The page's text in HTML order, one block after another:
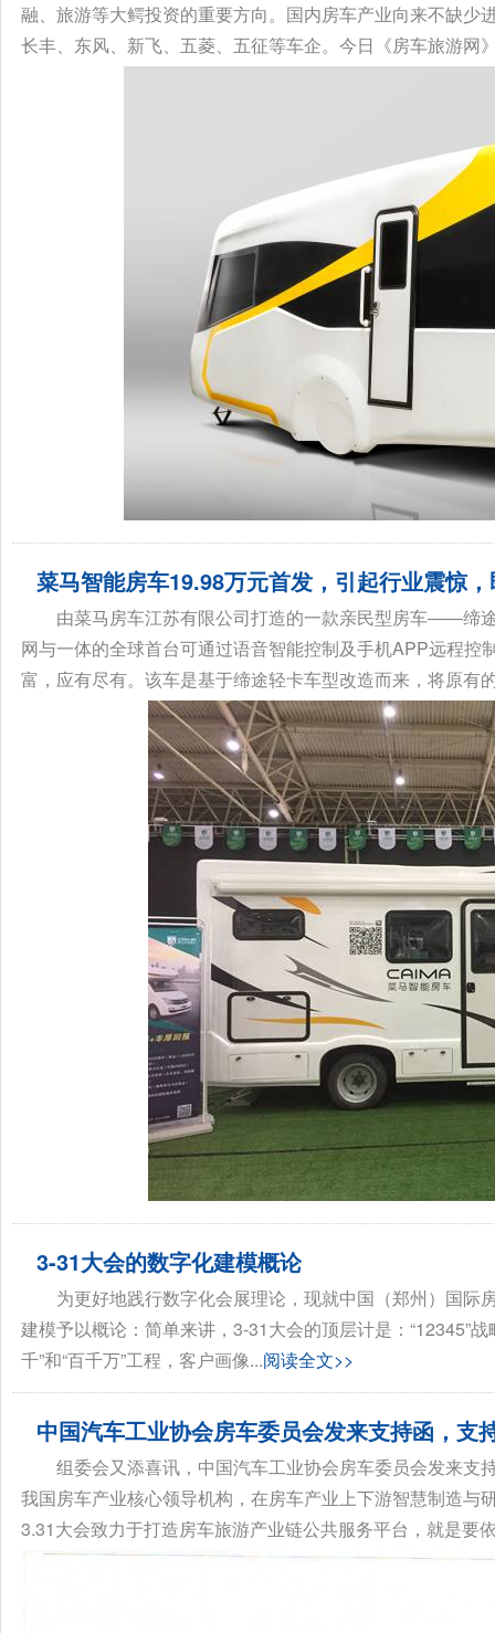
融、旅游等大鳄投资的重要方向。国内房车产业向来不缺
长丰、东风、新飞、五菱、五征等车企。今日《房车旅游网
菜马智能房车19.98万元首发，引起行业震惊
由菜马房车江苏有限公司打造的一款亲民型房车——缔
网与一体的全球首台可通过语音智能控制及手机APP远程
富，应有尽有。该车是基于缔途轻卡车型改造而来，将原有
3-31大会的数字化建模概论
为更好地践行数字化会展理论，现就中国（郑州）国际
建模予以概论：简单来讲，3-31大会的顶层计是：“12345”
千”和“百千万”工程，客户画像...阅读全文>>
中国汽车工业协会房车委员会发来支持函，支
组委会又添喜讯，中国汽车工业协会房车委员会发来
我国房车产业核心领导机构，在房车产业上下游智慧制造
3.31大会致力于打造房车旅游产业链公共服务平台，就是要